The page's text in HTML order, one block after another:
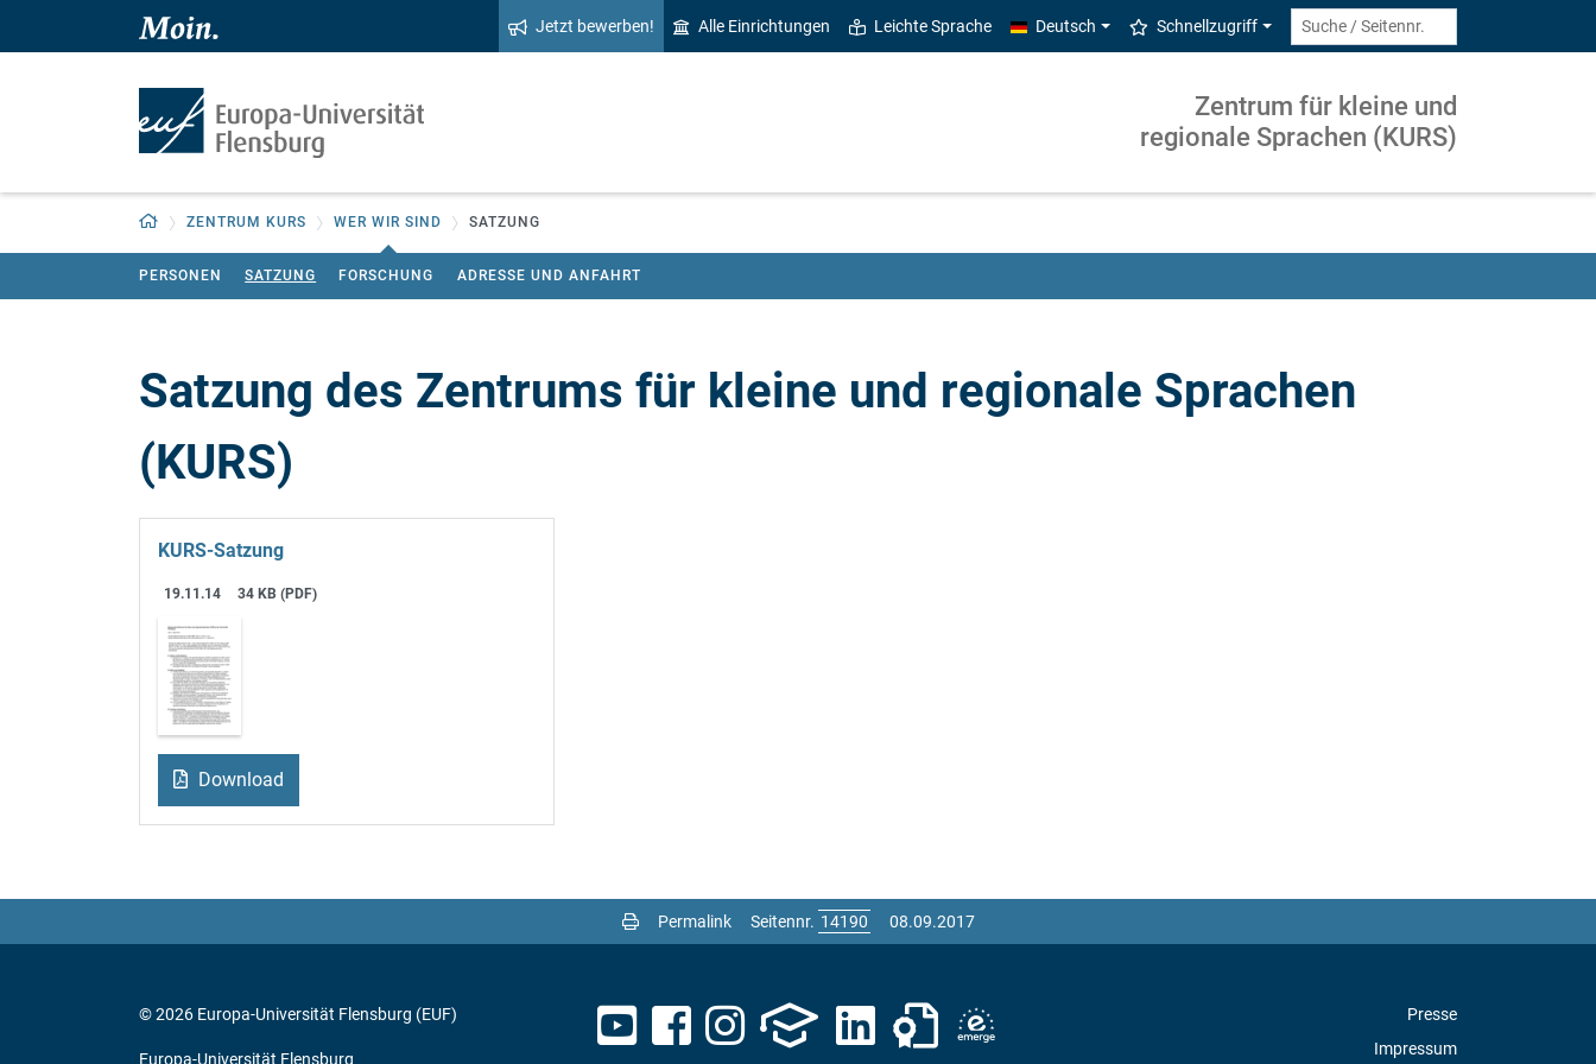
Zum Hauptinhalt springen
Zur Navigation springen
Jetzt bewerben! Alle Einrichtungen Leichte Sprache Deutsch Schnellzugriff
Zentrum für kleine und
regionale Sprachen (KURS)
Zurück zur Startseite
ZENTRUM KURS WER WIR SIND SATZUNG
PERSONEN SATZUNG FORSCHUNG ADRESSE UND ANFAHRT
Satzung des Zentrums für kleine und regionale Sprachen
(KURS)
KURS-Satzung
19.11.14 34 KB (PDF)
Download
Permalink Seitennr. 08.09.2017
Presse
Impressum
© 2026 Europa-Universität Flensburg (EUF)
Europa-Universität Flensburg